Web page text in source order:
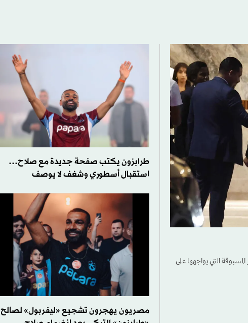
التي يواجهها على
طرابزون يكتب صفحة جديدة مع صلاح…
استقبال أسطوري وشغف لا يوصف
مصريون يهجرون تشجيع «ليفربول» لصالح